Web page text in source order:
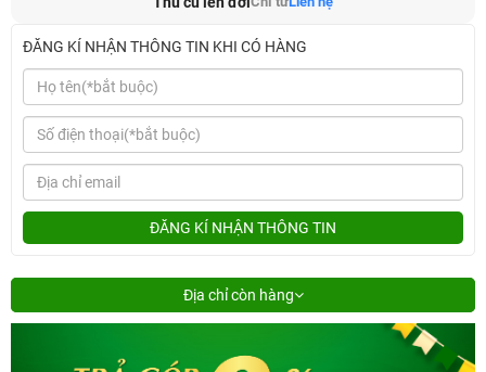
ĐĂNG KÍ NHẬN THÔNG TIN KHI CÓ HÀNG
ĐĂNG KÍ NHẬN THÔNG TIN
Địa chỉ còn hàng